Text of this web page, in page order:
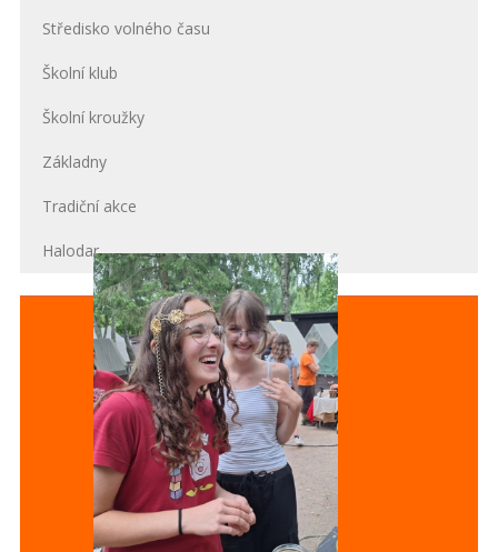
Středisko volného času
Školní klub
Školní kroužky
Základny
Tradiční akce
Halodar